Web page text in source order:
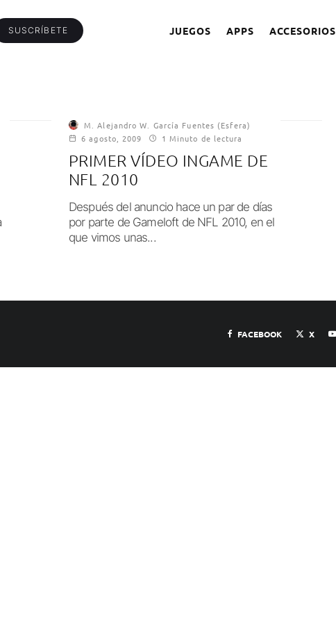
SUSCRÍBETE JUEGOS APPS ACCESORIOS
M. Alejandro W. García Fuentes (Esfera)
6 agosto, 2009
1 Minuto de lectura
PRIMER VÍDEO INGAME DE
NFL 2010
Después del anuncio hace un par de días
por parte de Gameloft de NFL 2010, en el
que vimos unas...
FACEBOOK X